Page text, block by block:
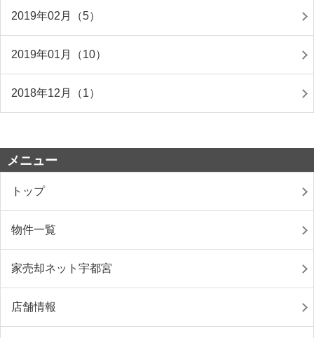
2019年02月（5）
2019年01月（10）
2018年12月（1）
メニュー
トップ
物件一覧
家売却ネット宇都宮
店舗情報